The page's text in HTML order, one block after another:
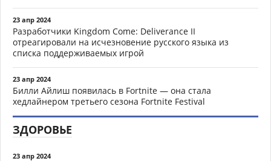
23 апр 2024
Разработчики Kingdom Come: Deliverance II
отреагировали на исчезновение русского языка из
списка поддерживаемых игрой
23 апр 2024
Билли Айлиш появилась в Fortnite — она стала
хедлайнером третьего сезона Fortnite Festival
ЗДОРОВЬЕ
23 апр 2024